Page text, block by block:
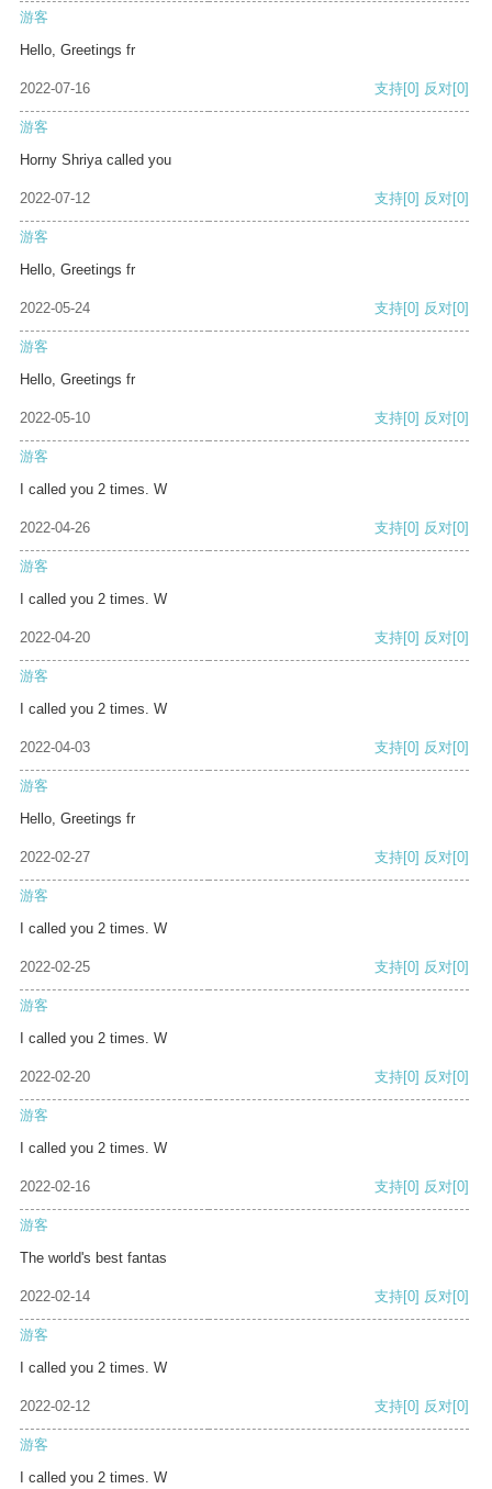
游客
Hello, Greetings fr
2022-07-16 支持[0] 反对[0]
游客
Horny Shriya called you
2022-07-12 支持[0] 反对[0]
游客
Hello, Greetings fr
2022-05-24 支持[0] 反对[0]
游客
Hello, Greetings fr
2022-05-10 支持[0] 反对[0]
游客
I called you 2 times. W
2022-04-26 支持[0] 反对[0]
游客
I called you 2 times. W
2022-04-20 支持[0] 反对[0]
游客
I called you 2 times. W
2022-04-03 支持[0] 反对[0]
游客
Hello, Greetings fr
2022-02-27 支持[0] 反对[0]
游客
I called you 2 times. W
2022-02-25 支持[0] 反对[0]
游客
I called you 2 times. W
2022-02-20 支持[0] 反对[0]
游客
I called you 2 times. W
2022-02-16 支持[0] 反对[0]
游客
The world's best fantas
2022-02-14 支持[0] 反对[0]
游客
I called you 2 times. W
2022-02-12 支持[0] 反对[0]
游客
I called you 2 times. W